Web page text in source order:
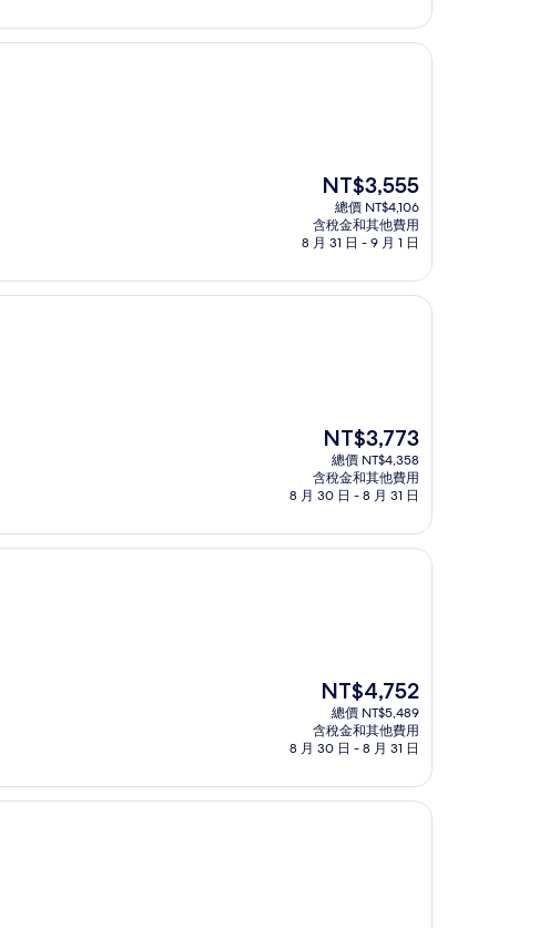
NT$5,100
現
在
價
格
NT$3,555
NT$3,555
總價 NT$4,106
含稅金和其他費用
8 月 31 日 - 9 月 1 日
現
在
價
格
NT$3,773
NT$3,773
總價 NT$4,358
含稅金和其他費用
8 月 30 日 - 8 月 31 日
現
在
價
格
NT$4,752
NT$4,752
總價 NT$5,489
含稅金和其他費用
8 月 30 日 - 8 月 31 日